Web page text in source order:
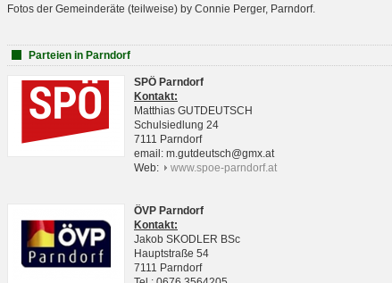
Fotos der Gemeinderäte (teilweise) by Connie Perger, Parndorf.
Parteien in Parndorf
SPÖ Parndorf
Kontakt:
Matthias GUTDEUTSCH
Schulsiedlung 24
7111 Parndorf
email: m.gutdeutsch@gmx.at
Web:
www.spoe-parndorf.at
ÖVP Parndorf
Kontakt:
Jakob SKODLER BSc
Hauptstraße 54
7111 Parndorf